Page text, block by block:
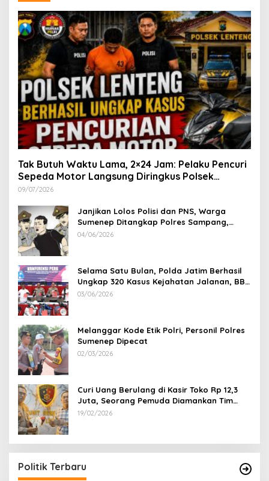
Tak Butuh Waktu Lama, 2×24 Jam: Pelaku Pencuri
Sepeda Motor Langsung Diringkus Polsek
Lenteng di Wilayah Manding
09/07/2026
Janjikan Lolos Polisi dan PNS, Warga
Sumenep Ditangkap Polres Sampang,
Korban Rugi Rp 600 juta
04/06/2026
Selama Satu Bulan, Polda Jatim Berhasil
Ungkap 320 Kasus Kejahatan Jalanan, BB
100 Sepeda Motor dan 12 Mobil Diamankan
03/06/2026
Melanggar Kode Etik Polri, Personil Polres
Sumenep Dipecat
02/03/2026
Curi Uang Berulang di Kasir Toko Rp 12,3
Juta, Seorang Pemuda Diamankan Tim
Reskrim Polsek Lenteng Sumenep
19/02/2026
Politik Terbaru